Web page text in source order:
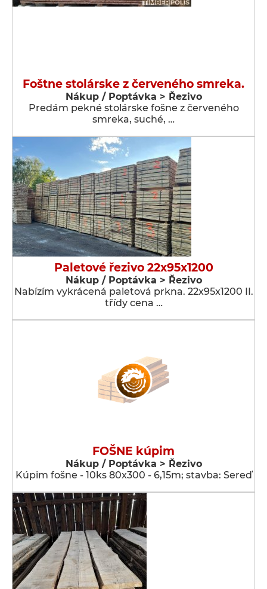
Foštne stolárske z červeného smreka.
Nákup / Poptávka > Řezivo
Predám pekné stolárske fošne z červeného
smreka, suché, …
Paletové řezivo 22x95x1200
Nákup / Poptávka > Řezivo
Nabízím vykrácená paletová prkna. 22x95x1200 II.
třídy cena …
FOŠNE kúpim
Nákup / Poptávka > Řezivo
Kúpim fošne - 10ks 80x300 - 6,15m; stavba: Sereď